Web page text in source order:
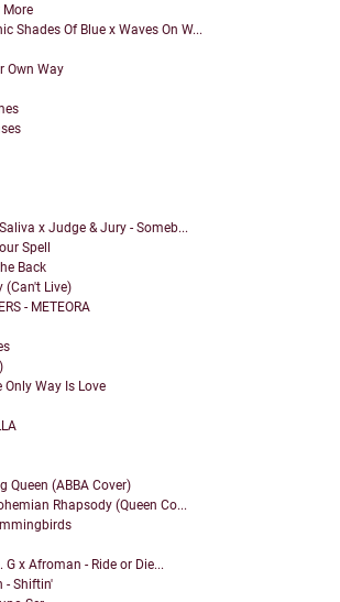
More
Shades Of Blue x Waves On W...
Own Way
x Judge & Jury - Someb...
Spell
Back
(Can't Live)
- METEORA
Way Is Love
Queen (ABBA Cover)
Rhapsody (Queen Co...
x Afroman - Ride or Die...
- Shiftin'